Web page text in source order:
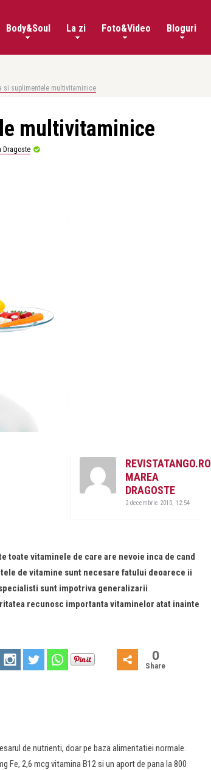
Body&Soul La zi Foto&Video Bloguri
si suplimentele multivitaminice
multivitaminice
Dragoste
REVISTATANGO.RO
MAREA
DRAGOSTE
2 decembrie 2010, 12:54
toate vitaminele de care are nevoie inca de cand
de vitamine sunt necesare fatului deoarece ii
sunt impotriva generalizarii
recunosc importanta vitaminelor atat inainte
0
Share
de nutrienti, doar pe baza alimentatiei normale.
Fe, 2,6 mcg vitamina B12 si un aport de pana la 800